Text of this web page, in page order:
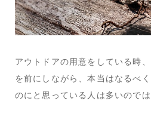
アウトドアの用意をしている時
を前にしながら、本当はなるべ
のにと思っている人は多いのでは